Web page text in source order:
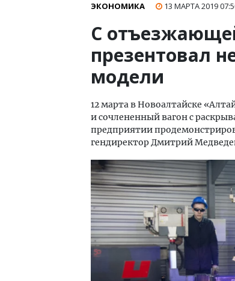
ЭКОНОМИКА 13 МАРТА 2019
С
презентовал
модели
12 марта в Новоалтайске
и сочлененный вагон с
предприятии
гендиректор Дмитрий